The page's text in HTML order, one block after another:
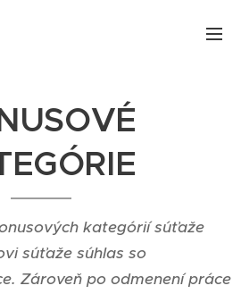
kategórií súťaže
súťaže súhlas so
Zároveň po odmenení práce